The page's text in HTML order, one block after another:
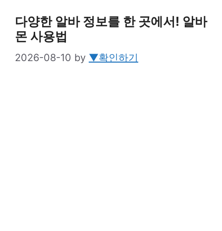
다양한 알바 정보를 한 곳에서! 알바
몬 사용법
2026-08-10 by ▼확인하기